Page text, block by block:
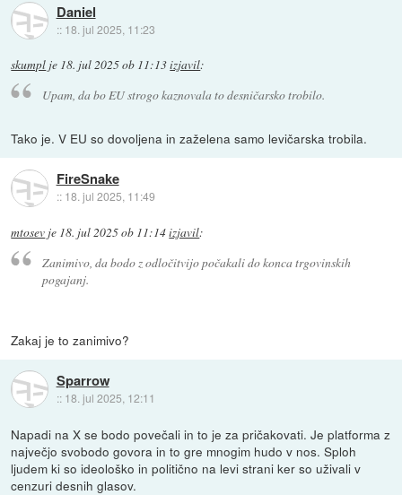
Daniel
:: 18. jul 2025, 11:23
skumpl je 18. jul 2025 ob 11:13izjavil:
Upam, da bo EU strogo kaznovala to desničarsko trobilo.
Tako je. V EU so dovoljena in zaželena samo levičarska trobila.
FireSnake
:: 18. jul 2025, 11:49
mtosev je 18. jul 2025 ob 11:14izjavil:
Zanimivo, da bodo z odločitvijo počakali do konca trgovinskih
pogajanj.
Zakaj je to zanimivo?
Sparrow
:: 18. jul 2025, 12:11
Napadi na X se bodo povečali in to je za pričakovati. Je platforma z
največjo svobodo govora in to gre mnogim hudo v nos. Sploh
ljudem ki so ideološko in politično na levi strani ker so uživali v
cenzuri desnih glasov.